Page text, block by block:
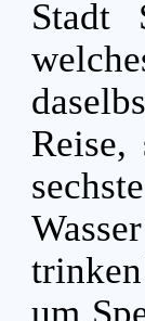
Stadt
um